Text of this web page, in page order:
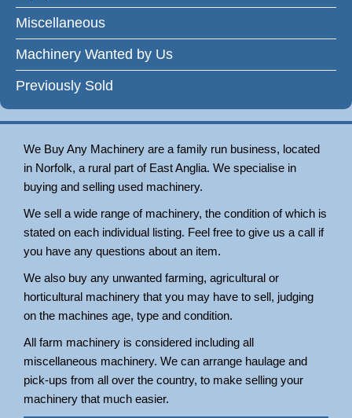
Miscellaneous
Machinery Wanted by Us
Previously Sold
We Buy Any Machinery are a family run business, located
in Norfolk, a rural part of East Anglia. We specialise in
buying and selling used machinery.
We sell a wide range of machinery, the condition of which is
stated on each individual listing. Feel free to give us a call if
you have any questions about an item.
We also buy any unwanted farming, agricultural or
horticultural machinery that you may have to sell, judging
on the machines age, type and condition.
All farm machinery is considered including all
miscellaneous machinery. We can arrange haulage and
pick-ups from all over the country, to make selling your
machinery that much easier.